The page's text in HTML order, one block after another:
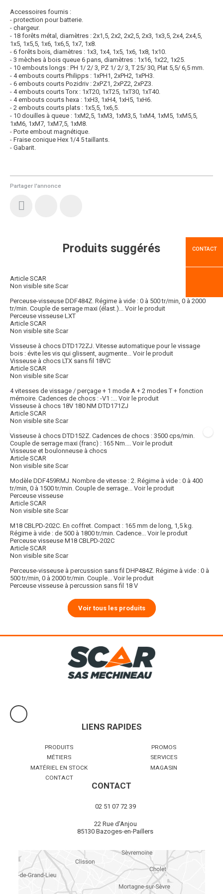
Partager l'annonce
Accessoires fournis :
- protection pour batterie.
- chargeur.
- 18 forêts métal, diamètres : 2x1,5, 2x2, 2x2,5, 2x3, 1x3,5, 2x4, 2x4,5,
1x5, 1x5,5, 1x6, 1x6,5, 1x7, 1x8.
- 6 forêts bois, diamètres : 1x3, 1x4, 1x5, 1x6, 1x8, 1x10.
- 3 mèches à bois queue 6 pans, diamètres : 1x16, 1x22, 1x25.
- 10 embouts longs : PH 1/ 2/ 3, PZ 1/ 2/ 3, T 25/ 30, Plat 5,5/ 6,5 mm.
- 4 embouts courts Philipps : 1xPH1, 2xPH2, 1xPH3.
- 6 embouts courts Pozidriv : 2xPZ1, 2xPZ2, 2xPZ3.
- 4 embouts courts Torx : 1xT20, 1xT25, 1xT30, 1xT40.
- 4 embouts courts hexa : 1xH3, 1xH4, 1xH5, 1xH6.
- 2 embouts courts plats : 1x5,5, 1x6,5.
- 10 douilles à queue : 1xM2,5, 1xM3, 1xM3,5, 1xM4, 1xM5, 1xM5,5,
1xM6, 1xM7, 1xM7,5, 1xM8.
- Porte embout magnétique.
- Fraise conique Hex 1/4 5 taillants.
- Gabarit.
Produits suggérés
Article SCAR
Non visible site Scar
Perceuse-visseuse DDF484Z. Régime à vide : 0 à 500 tr/min, 0 à 2000
tr/min. Couple de serrage maxi (élast.)... Voir le produit
Perceuse visseuse LXT
Article SCAR
Non visible site Scar
Visseuse à chocs DTD172ZJ. Vitesse automatique pour le vissage
bois : évite les vis qui glissent, augmente... Voir le produit
Visseuse à chocs LTX sans fil 18VC
Article SCAR
Non visible site Scar
4 vitesses de vissage / perçage + 1 mode A + 2 modes T + fonction
mémoire. Cadences de chocs : -V1 :... Voir le produit
Visseuse à chocs 18V 180 NM DTD171ZJ
Article SCAR
Non visible site Scar
Visseuse à chocs DTD152Z. Cadences de chocs : 3500 cps/min.
Couple de serrage maxi (franc) : 165 Nm.... Voir le produit
Visseuse et boulonneuse à chocs
Article SCAR
Non visible site Scar
Modèle DDF459RMJ. Nombre de vitesse : 2. Régime à vide : 0 à 400
tr/min, 0 à 1500 tr/min. Couple de serrage... Voir le produit
Perceuse visseuse
Article SCAR
Non visible site Scar
M18 CBLPD-202C. En coffret. Compact : 165 mm de long, 1,5 kg.
Régime à vide : de 500 à 1800 tr/min. Cadence... Voir le produit
Perceuse visseuse M18 CBLPD-202C
Article SCAR
Non visible site Scar
Perceuse-visseuse à percussion sans fil DHP484Z. Régime à vide : 0 à
500 tr/min, 0 à 2000 tr/min. Couple... Voir le produit
Perceuse visseuse à percussion sans fil 18 V
Voir tous les produits
CONTACT
LIENS RAPIDES
PRODUITS
PROMOS
MÉTIERS
SERVICES
MATÉRIEL EN STOCK
MAGASIN
CONTACT
CONTACT
02 51 07 72 39
22 Rue d'Anjou
85130 Bazoges-en-Paillers